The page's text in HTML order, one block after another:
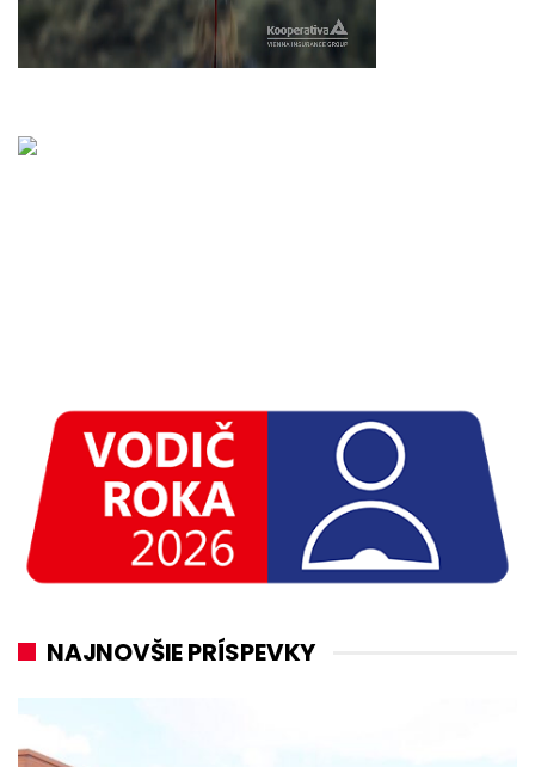
NAJNOVŠIE PRÍSPEVKY